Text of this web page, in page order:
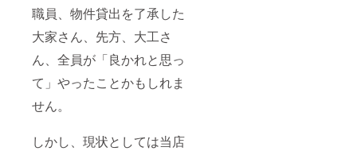
職員、物件貸出を了承した
大家さん、先方、大工さ
ん、全員が「良かれと思っ
て」やったことかもしれま
せん。
しかし、現状としては当店